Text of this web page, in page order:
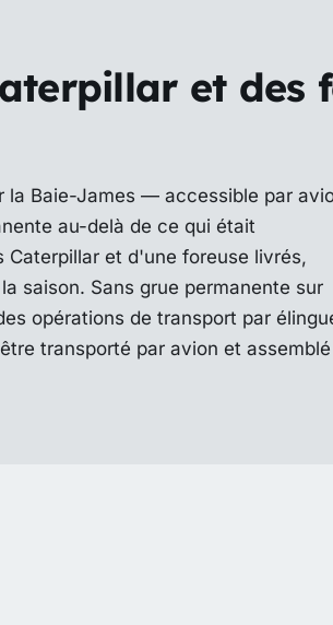
et des
la Baie-James — accessible par
au-delà de ce qui était
et d'une foreuse livrés,
saison. Sans grue permanente sur
opérations de transport par
transporté par avion et assemblé